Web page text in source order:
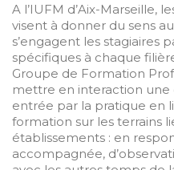
A l’IUFM d’Aix-Marseille,
visent à donner du sens
s’engagent les stagiaires
spécifiques à chaque
Groupe de Formation
mettre en interaction une
entrée par la pratique en
formation sur les terrains
établissements : en
accompagnée,